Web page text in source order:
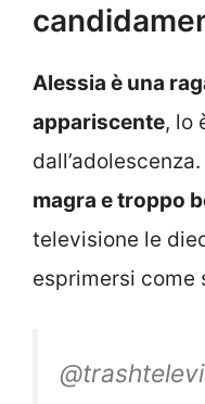
Alessia è una
appariscente, lo
magra e troppo
televisione le
esprimersi come